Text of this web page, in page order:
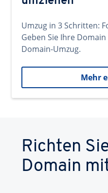
Umzug in 3 Schritten:
Geben Sie Ihre
Domain-Umzug.
Mehr
Richten
Domain